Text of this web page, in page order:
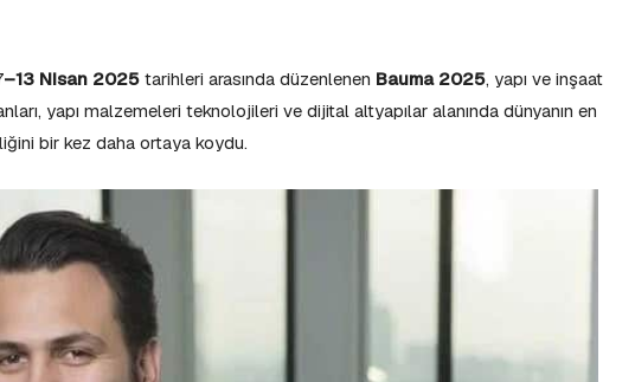
–13 Nisan 2025 tarihleri arasında düzenlenen Bauma 2025, yapı ve inşaat
yapı malzemeleri teknolojileri ve dijital altyapılar alanında dünyanın en
bir kez daha ortaya koydu.